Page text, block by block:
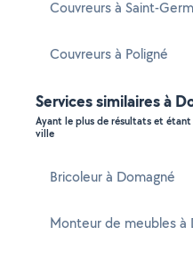
Couvreurs à Saint-
Couvreurs à Poligné
Services similaires à
Ayant le plus de résultats et
ville
Bricoleur à Domagné
Monteur de meubles à